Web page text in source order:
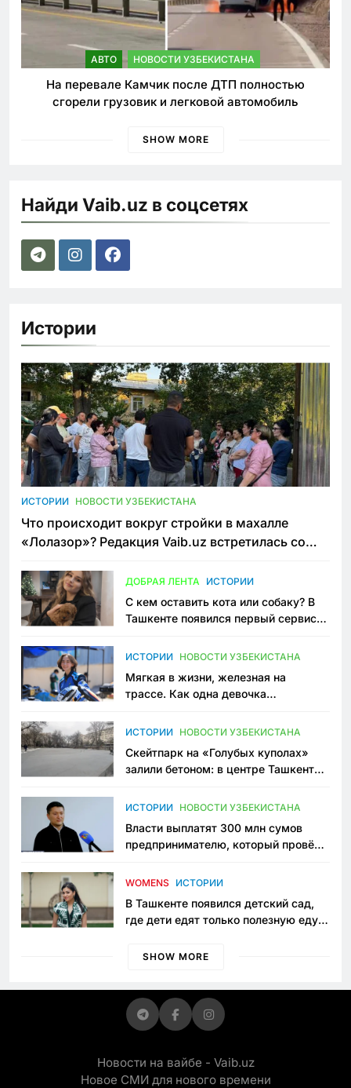
АВТО НОВОСТИ УЗБЕКИСТАНА
На перевале Камчик после ДТП полностью
сгорели грузовик и легковой автомобиль
SHOW MORE
Найди Vaib.uz в соцсетях
Истории
ИСТОРИИ НОВОСТИ УЗБЕКИСТАНА
Что происходит вокруг стройки в махалле
«Лолазор»? Редакция Vaib.uz встретилась со
ДОБРАЯ ЛЕНТА ИСТОРИИ
С кем оставить кота или собаку? В
Ташкенте появился первый сервис
ИСТОРИИ НОВОСТИ УЗБЕКИСТАНА
Мягкая в жизни, железная на
трассе. Как одна девочка
Узбекистане
ИСТОРИИ НОВОСТИ УЗБЕКИСТАНА
Скейтпарк на «Голубых куполах»
залили бетоном: в центре Ташкента
пространство
ИСТОРИИ НОВОСТИ УЗБЕКИСТАНА
Власти выплатят 300 млн сумов
предпринимателю, который провёл
приговору
WOMENS ИСТОРИИ
В Ташкенте появился детский сад,
где дети едят только полезную еду.
просить «кашу без сахара»
SHOW MORE
Новости на вайбе - Vaib.uz
Новое СМИ для нового времени